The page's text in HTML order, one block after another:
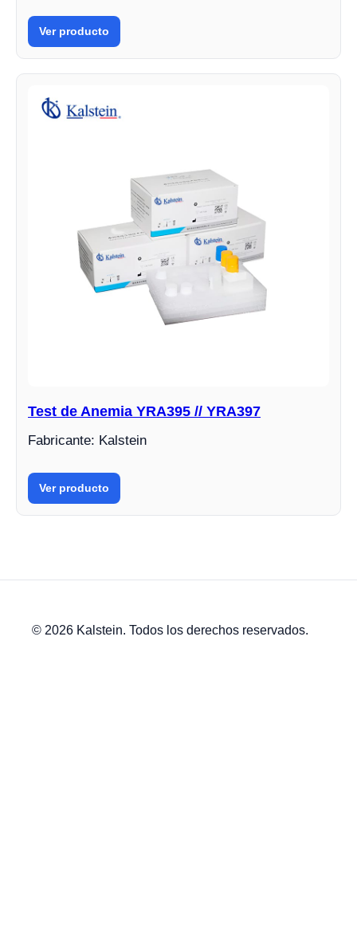
Ver producto
Test de Anemia YRA395 // YRA397
Fabricante: Kalstein
Ver producto
© 2026 Kalstein. Todos los derechos reservados.